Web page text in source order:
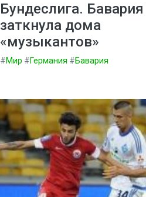
Бундеслига. Бавария
заткнула дома
«музыкантов»
#Мир #Германия #Бавария